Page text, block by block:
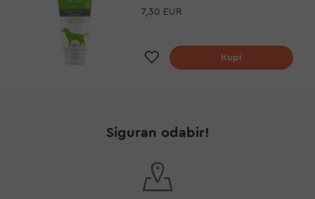
7,30 EUR
Dodaj na listu želja
Kupi
Siguran odabir!